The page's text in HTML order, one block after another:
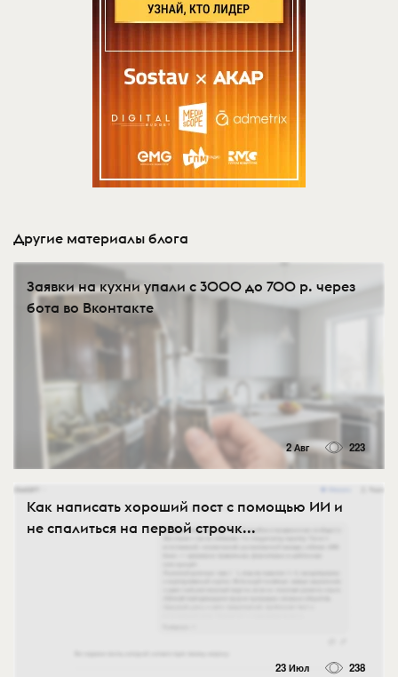
Другие материалы блога
Заявки на кухни упали с 3000 до 700 р. через
бота во Вконтакте
2 Авг 223
Как написать хороший пост с помощью ИИ и
не спалиться на первой строчк...
23 Июл 238